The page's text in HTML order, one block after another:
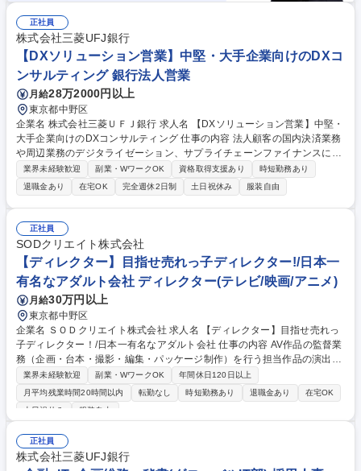
正社員
株式会社三菱UFJ銀行
【DXソリューション営業】中堅・大手企業向けのDXコ
ンサルティング 銀行法人営業
月給28万2000円以上
東京都中野区
企業名 株式会社三菱ＵＦＪ銀行 求人名 【DXソリューション営業】中堅・
大手企業向けのDXコンサルティング 仕事の内容 法人顧客の国内決済業務
や周辺業務のデジタライゼーション、サプライチェーンファイナンスに関
するビジネス・商品・サービス戦略の企画・立案を担う部署で、DX専門
のコンサルティング業務をお任せいたします。 【主な業務】中堅・大企業
を主要顧客とし、DXに関わる経営課題をヒアリングをし、MUFGのみな
らず、MUFG外の提携企業に至るまで、ありとあらゆるDXソリューショ
ン(商材・サービス)を顧客に提示し、企業同士のマッチングを図ります。
【魅力】当行顧客基盤をフル活用し、DXソリューションのコンサルティ
ング型営業を展開頂いています。特徴として、他社比ハイクラスの先方カ
ウンターとの商談が多い傾向が見られます。 募集職種 【DXソリューショ
ン営業】中堅・大手企業向けのDXコンサルティング
業界未経験歓迎 副業・WワークOK 資格取得支援あり
時短勤務あり
退職金あり
在宅OK 完全週休2日制 土日祝休み 服装自由
正社員
SODクリエイト株式会社
【ディレクター】目指せ売れっ子ディレクター!/日本一
有名なアダルト会社 ディレクター(テレビ/映画/アニメ)
月給30万円以上
東京都中野区
企業名 ＳＯＤクリエイト株式会社 求人名 【ディレクター】目指せ売れっ
子ディレクター！/日本一有名なアダルト会社 仕事の内容 AV作品の監督業
務（企画・台本・撮影・編集・パッケージ制作）を行う担当作品の演出面
の総責任者としてご活躍頂きます。ソフトオンデマンドならではの「作品
としての面白さ」を追求できる方を探してます！ ディレクターとして、作
品の企画、台本作成、撮影、編集、パッケージ制作業務などの映像作品を
ンツにまつわる動画作成などもおまかせします(購買意欲が増すサンプル
動画の作成や販売店で流れる動画など）。 作品の中身の面白さだけでなく
PRやパッケージから、ワクワクするような「全体」の面白さを、日本一
業界未経験歓迎 副業・WワークOK
年間休日120日以上
月平均残業時間20時間以内
転勤なし 時短勤務あり 退職金あり
在宅OK
土日祝休み
服装自由
正社員
株式会社三菱UFJ銀行